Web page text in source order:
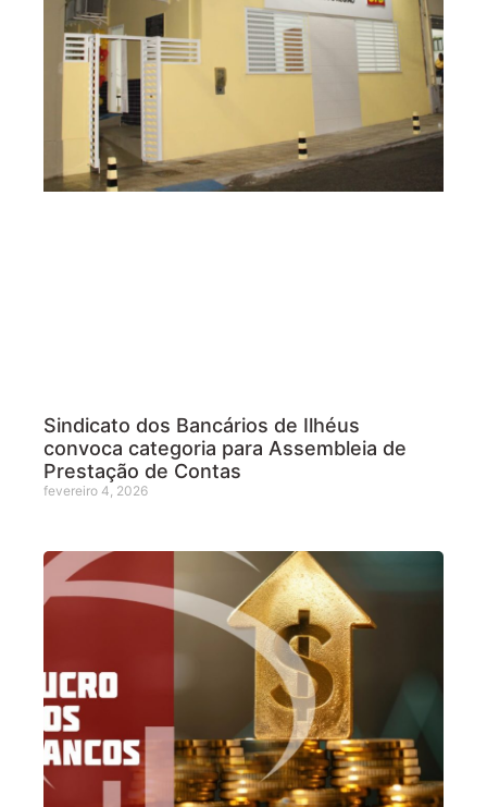
Sindicato dos Bancários de Ilhéus
convoca categoria para Assembleia de
Prestação de Contas
fevereiro 4, 2026